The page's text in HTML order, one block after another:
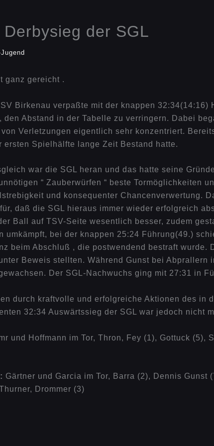
der SGL
ganz gereicht .
Birkenau verpaßte mit der knappen
den Abstand in der Tabelle zu verringern. Dabei
von Verletzungen eigentlich sehr konzentriert.
ersten Spielhälfte lange Zeit Bestand hatte.
war die SGL heran und das hatte seine
“ Zauberwürfen “ beste Tormöglichkeiten
und konsequenter Chancenverwertung.
daß die SGL hieraus immer wieder erfolgreich
Ball auf TSV-Seite wesentlich besser, zudem
umkämpft, bei der knappen 25:24 Führung(49.)
beim Abschluß , die postwendend bestraft
Beweis stellten. Während Gunst bei
Der SGL-Nachwuchs ging mit 27:31 in
durch kraftvolle und erfolgreiche Aktionen des
32:34 Auswärtssieg der SGL war jedoch nicht
und Hoffmann im Tor, Thron, Fey (1), Gottuck
Gärtner und Garcia im Tor, Barra (2), Dennis
Drommer (3)